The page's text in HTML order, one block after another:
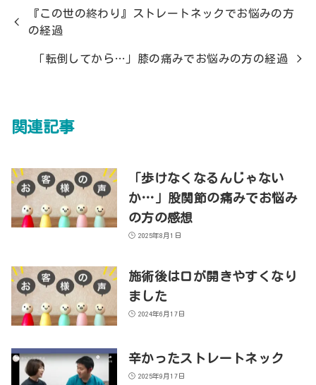
『この世の終わり』ストレートネックでお悩みの方
の経過
「転倒してから…」膝の痛みでお悩みの方の経過
関連記事
「歩けなくなるんじゃない
か…」股関節の痛みでお悩み
の方の感想
2025年8月1日
施術後は口が開きやすくなり
ました
2024年6月17日
辛かったストレートネック
2025年9月17日